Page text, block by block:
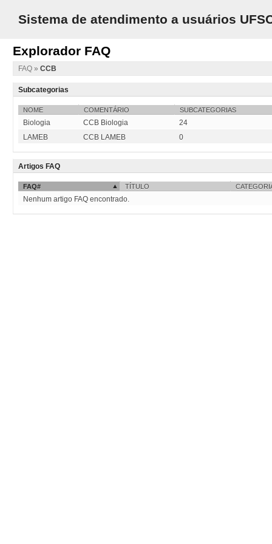
Sistema de atendimento a usuários
Explorador FAQ
FAQ » CCB
Subcategorias
NOME COMENTÁRIO SUBCATEGORIAS
Biologia CCB Biologia
24
LAMEB
CCB LAMEB 0
Artigos FAQ
FAQ# TÍTULO
Nenhum artigo FAQ encontrado.